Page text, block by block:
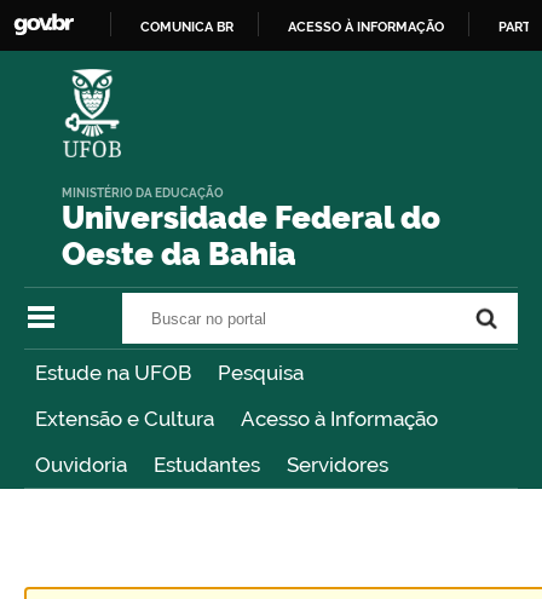
COMUNICA BR ACESSO À INFORMAÇÃO
Universidade Federal do
Oeste da Bahia
MINISTÉRIO DA EDUCAÇÃO
Estude na UFOB
Pesquisa
Extensão e Cultura
Acesso à Informação
Ouvidoria
Estudantes Servidores